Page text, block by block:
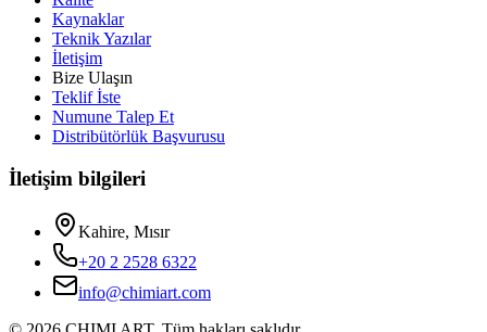
Kaynaklar
Teknik Yazılar
İletişim
Bize Ulaşın
Teklif İste
Numune Talep Et
Distribütörlük Başvurusu
İletişim bilgileri
Kahire, Mısır
+20 2 2528 6322
info@chimiart.com